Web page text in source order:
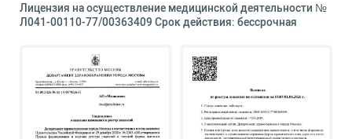
Лицензия на осуществление медицинской деятельности №
Л041-00110-77/00363409 Срок действия: бессрочная